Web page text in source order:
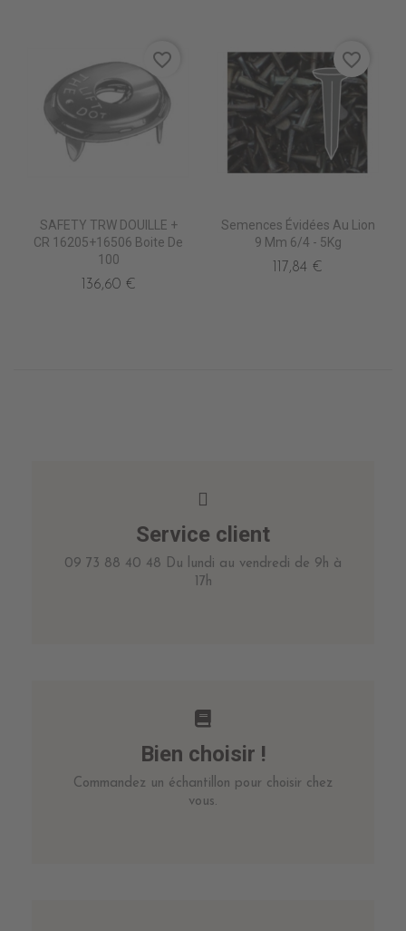
SAFETY TRW DOUILLE +
CR 16205+16506 Boite De
100
136,60 €
favorite_border
Semences Évidées Au Lion
9 Mm 6/4 - 5Kg
117,84 €
favorite_border
Service client
09 73 88 40 48 Du lundi au vendredi de 9h à
17h
Bien choisir !
Commandez un échantillon pour choisir chez
vous.